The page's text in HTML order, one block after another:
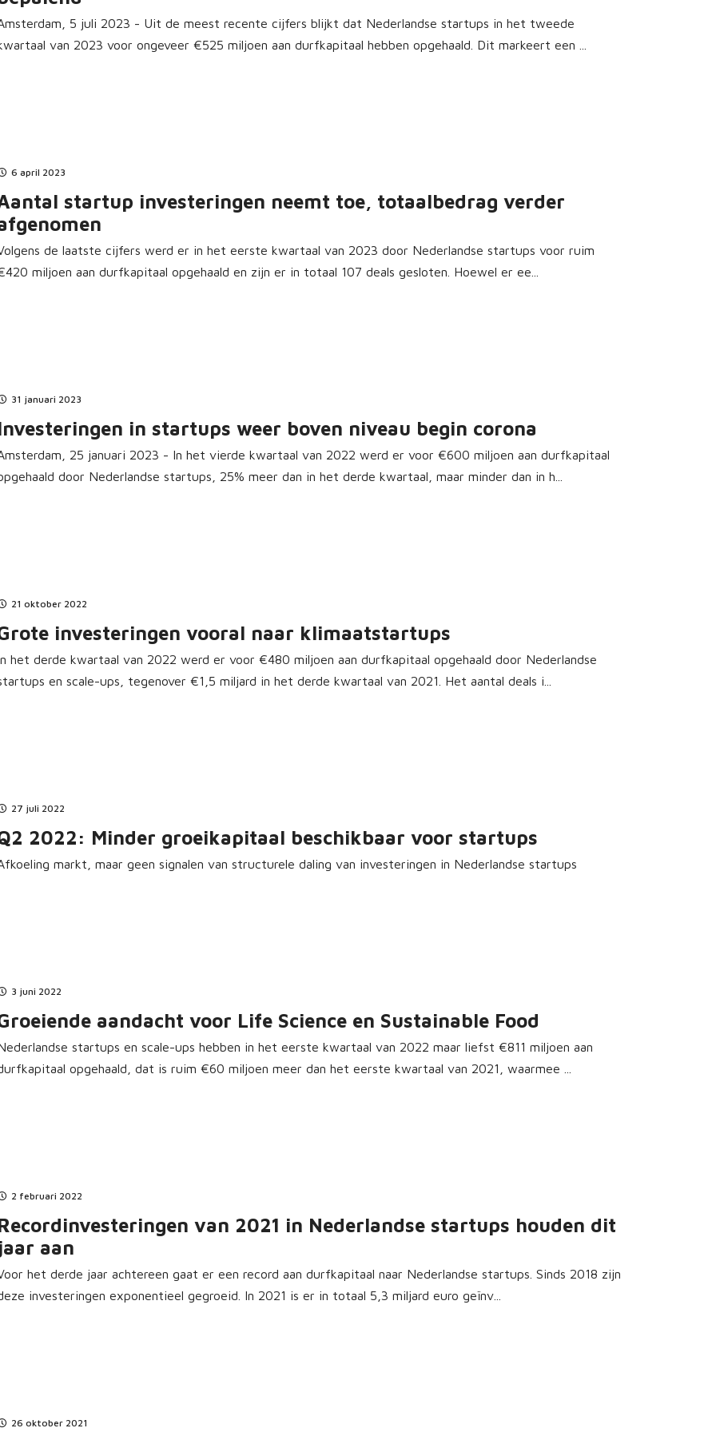
5 juli 2023 - Uit de meest recente cijfers blijkt dat Nederlandse startups in het tweede
van 2023 voor ongeveer €525 miljoen aan durfkapitaal hebben opgehaald. Dit markeert een ...
6 april 2023
startup investeringen neemt toe, totaalbedrag verder
de laatste cijfers werd er in het eerste kwartaal van 2023 door Nederlandse startups voor ruim
miljoen aan durfkapitaal opgehaald en zijn er in totaal 107 deals gesloten. Hoewel er ee...
31 januari 2023
in startups weer boven niveau begin corona
25 januari 2023 - In het vierde kwartaal van 2022 werd er voor €600 miljoen aan durfkapitaal
door Nederlandse startups, 25% meer dan in het derde kwartaal, maar minder dan in h...
21 oktober 2022
investeringen vooral naar klimaatstartups
het derde kwartaal van 2022 werd er voor €480 miljoen aan durfkapitaal opgehaald door Nederlandse
en scale-ups, tegenover €1,5 miljard in het derde kwartaal van 2021. Het aantal deals i...
27 juli 2022
2022: Minder groeikapitaal beschikbaar voor startups
markt, maar geen signalen van structurele daling van investeringen in Nederlandse startups
3 juni 2022
aandacht voor Life Science en Sustainable Food
startups en scale-ups hebben in het eerste kwartaal van 2022 maar liefst €811 miljoen aan
opgehaald, dat is ruim €60 miljoen meer dan het eerste kwartaal van 2021, waarmee ...
2 februari 2022
van 2021 in Nederlandse startups houden dit
aan
het derde jaar achtereen gaat er een record aan durfkapitaal naar Nederlandse startups. Sinds 2018 zijn
investeringen exponentieel gegroeid. In 2021 is er in totaal 5,3 miljard euro geïnv...
26 oktober 2021